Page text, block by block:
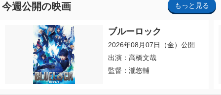
今週公開の映画 もっと見る
ブルーロック
2026年08月07日（金）公開
出演：高橋文哉
監督：瀧悠輔